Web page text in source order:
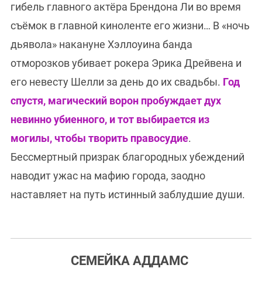
гибель главного актёра Брендона Ли во время
съёмок в главной киноленте его жизни… В «ночь
дьявола» накануне Хэллоуина банда
отморозков убивает рокера Эрика Дрейвена и
его невесту Шелли за день до их свадьбы. Год
спустя, магический ворон пробуждает дух
невинно убиенного, и тот выбирается из
могилы, чтобы творить правосудие.
Бессмертный призрак благородных убеждений
наводит ужас на мафию города, заодно
наставляет на путь истинный заблудшие души.
СЕМЕЙКА АДДАМС